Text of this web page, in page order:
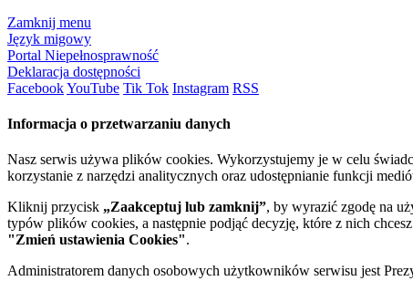
Zamknij menu
Język migowy
Portal Niepełnosprawność
Deklaracja dostępności
FacebookYouTube Tik Tok Instagram RSS
Informacja o przetwarzaniu danych
Nasz serwis używa plików cookies. Wykorzystujemy je w celu
korzystanie z narzędzi analitycznych oraz udostępnianie funkcji
Kliknij przycisk „Zaakceptuj lub zamknij”, by wyrazić zgodę na
typów plików cookies, a następnie podjąć decyzję, które z nich
"Zmień ustawienia Cookies".
Administratorem danych osobowych użytkowników serwisu jest